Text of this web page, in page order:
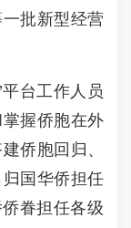
批新型经营
台工作人员
握侨胞在外
侨胞回归、
国华侨担任
眷担任各级